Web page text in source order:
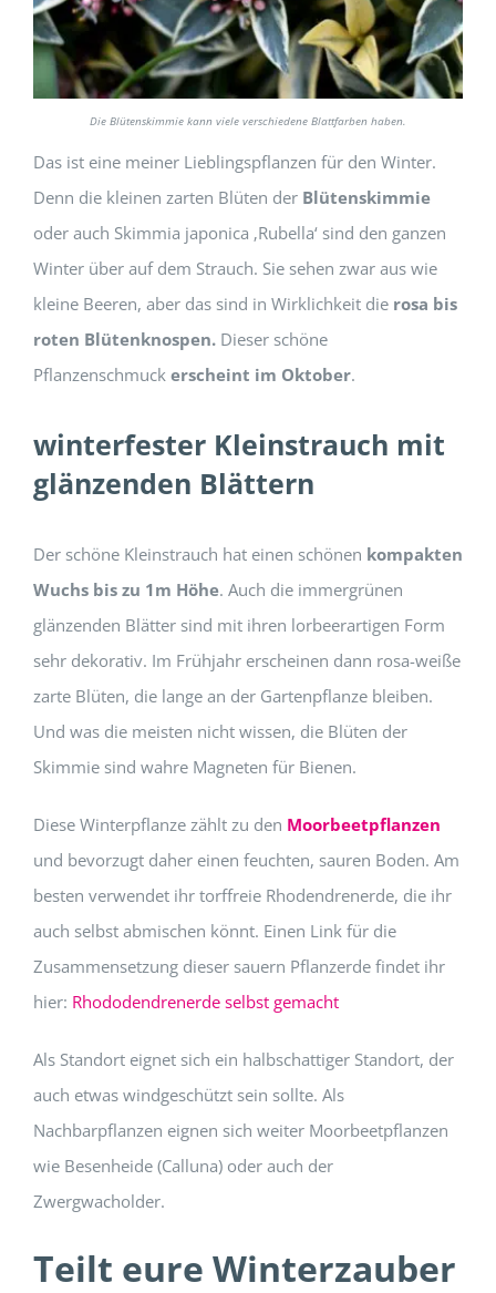
Die Blütenskimmie kann viele verschiedene Blattfarben haben.
Das ist eine meiner Lieblingspflanzen für den Winter.
Denn die kleinen zarten Blüten der Blütenskimmie
oder auch Skimmia japonica ‚Rubella‘ sind den ganzen
Winter über auf dem Strauch. Sie sehen zwar aus wie
kleine Beeren, aber das sind in Wirklichkeit die rosa bis
roten Blütenknospen.Dieser schöne
Pflanzenschmuck erscheint im Oktober.
winterfester Kleinstrauch mit
glänzenden Blättern
Der schöne Kleinstrauch hat einen schönen kompakten
Wuchs bis zu 1m Höhe. Auch die immergrünen
glänzenden Blätter sind mit ihren lorbeerartigen Form
sehr dekorativ. Im Frühjahr erscheinen dann rosa-weiße
zarte Blüten, die lange an der Gartenpflanze bleiben.
Und was die meisten nicht wissen, die Blüten der
Skimmie sind wahre Magneten für Bienen.
Diese Winterpflanze zählt zu den Moorbeetpflanzen
und bevorzugt daher einen feuchten, sauren Boden. Am
besten verwendet ihr torffreie Rhodendrenerde, die ihr
auch selbst abmischen könnt. Einen Link für die
Zusammensetzung dieser sauern Pflanzerde findet ihr
hier: Rhododendrenerde selbst gemacht
Als Standort eignet sich ein halbschattiger Standort, der
auch etwas windgeschützt sein sollte. Als
Nachbarpflanzen eignen sich weiter Moorbeetpflanzen
wie Besenheide (Calluna) oder auch der
Zwergwacholder.
Teilt eure Winterzauber